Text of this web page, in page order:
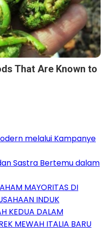
That Are Known to
melalui Kampanye
Sastra Bertemu dalam
MAYORITAS DI
INDUK
KEDUA DALAM
MEWAH ITALIA BARU